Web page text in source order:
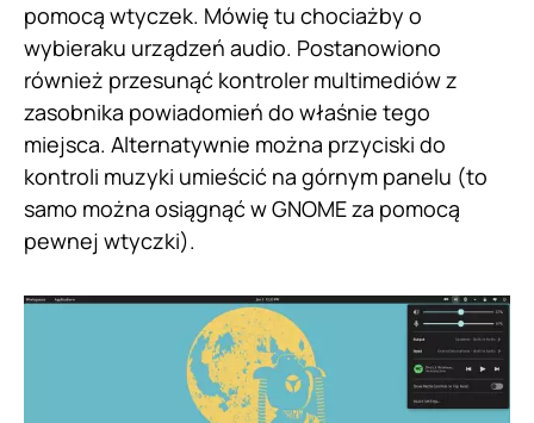
pomocą wtyczek. Mówię tu chociażby o
wybieraku urządzeń audio. Postanowiono
również przesunąć kontroler multimediów z
zasobnika powiadomień do właśnie tego
miejsca. Alternatywnie można przyciski do
kontroli muzyki umieścić na górnym panelu (to
samo można osiągnąć w GNOME za pomocą
pewnej wtyczki).